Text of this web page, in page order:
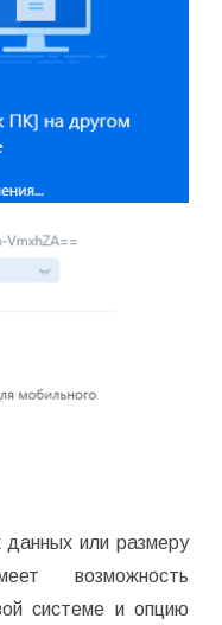
или размеру
возможность
системе и опцию